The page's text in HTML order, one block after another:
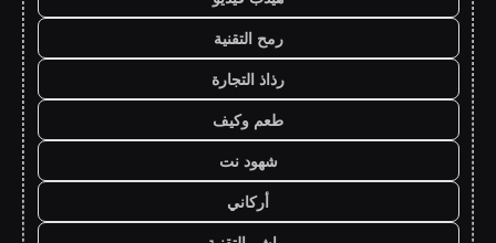
رمح التقنية
رذاذ التجارة
طعم وكيف
شهود نت
أركاني